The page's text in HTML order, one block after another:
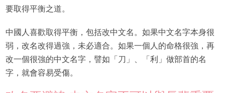
要取得平衡之道。
中國人喜歡取得平衡，包括改中文名。如果中文名字本身很
弱，改名改得過強，未必適合。如果一個人的命格很強，再
改一個很強的中文名字，譬如「刀」、「利」做部首的名
字，就會容易受傷。